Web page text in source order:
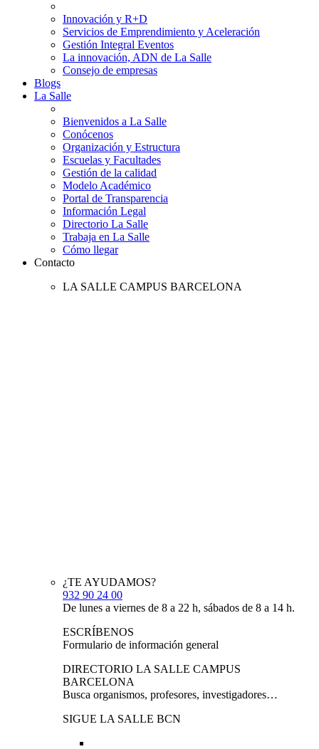
Innovación y R+D
Servicios de Emprendimiento y Aceleración
Gestión Integral Eventos
La innovación, ADN de La Salle
Consejo de empresas
Blogs
La Salle
Bienvenidos a La Salle
Conócenos
Organización y Estructura
Escuelas y Facultades
Gestión de la calidad
Modelo Académico
Portal de Transparencia
Información Legal
Directorio La Salle
Trabaja en La Salle
Cómo llegar
Contacto
LA SALLE CAMPUS BARCELONA
¿TE AYUDAMOS?
932 90 24 00
De lunes a viernes de 8 a 22 h, sábados de 8 a 14 h.
ESCRÍBENOS
Formulario de información general
DIRECTORIO LA SALLE CAMPUS
BARCELONA
Busca organismos, profesores, investigadores…
SIGUE LA SALLE BCN